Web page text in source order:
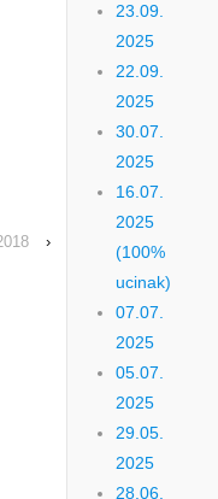
›
23.09.
2025
22.09.
2025
30.07.
2025
16.07.
2025
(100%
ucinak)
07.07.
2025
05.07.
2025
29.05.
2025
28.06.